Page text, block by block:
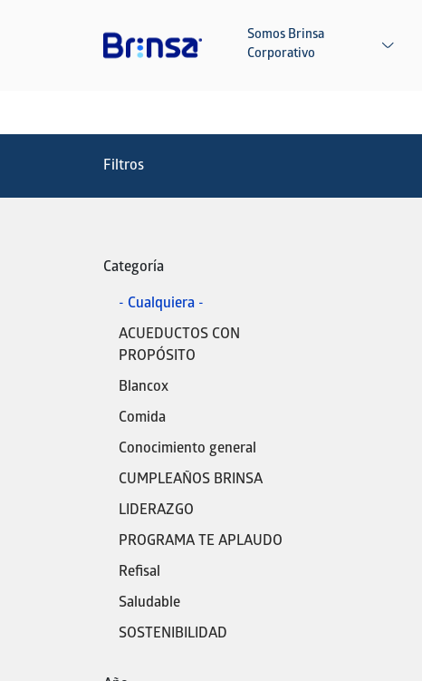
Somos Brinsa
Corporativo
Filtros
Categoría
- Cualquiera -
ACUEDUCTOS CON
PROPÓSITO
Blancox
Comida
Conocimiento general
CUMPLEAÑOS BRINSA
LIDERAZGO
PROGRAMA TE APLAUDO
Refisal
Saludable
SOSTENIBILIDAD